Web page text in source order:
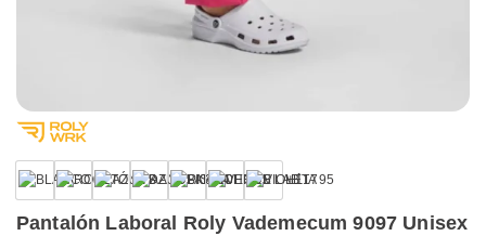
+1
Pantalón Laboral Roly Vademecum 9097 Unisex